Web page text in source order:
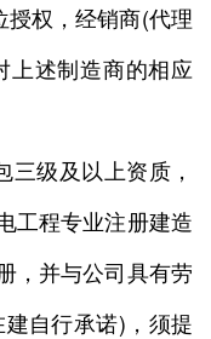
权，经销商(代理
上述制造商的相应
级及以上资质，
工程专业注册建造
，并与公司具有劳
自行承诺)，须提